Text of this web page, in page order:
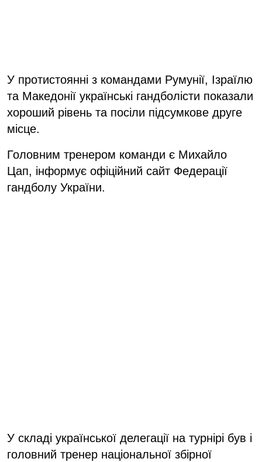
У протистоянні з командами Румунії, Ізраїлю
та Македонії українські гандболісти показали
хороший рівень та посіли підсумкове друге
місце.
Головним тренером команди є Михайло
Цап, інформує офіційний сайт Федерації
гандболу України.
У складі української делегації на турнірі був і
головний тренер національної збірної